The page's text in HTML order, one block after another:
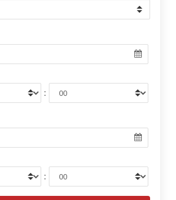
:
: